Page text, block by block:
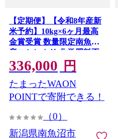
【定期便】【令和8年産新
米予約】10kg×6ヶ月最高
金賞受賞 数量限定南魚沼
産コシヒカリ 化学肥料不
使用・農薬8割減栽培米
「こまがた家のお米」
【2026年9月下旬より順次
発送予定】
336,000 円
たまったWAON
POINTで寄附できる！
（0）
新潟県南魚沼市